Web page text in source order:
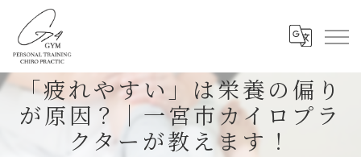
「疲れやすい」は栄養の偏り
が原因？｜一宮市カイロプラ
クターが教えます！